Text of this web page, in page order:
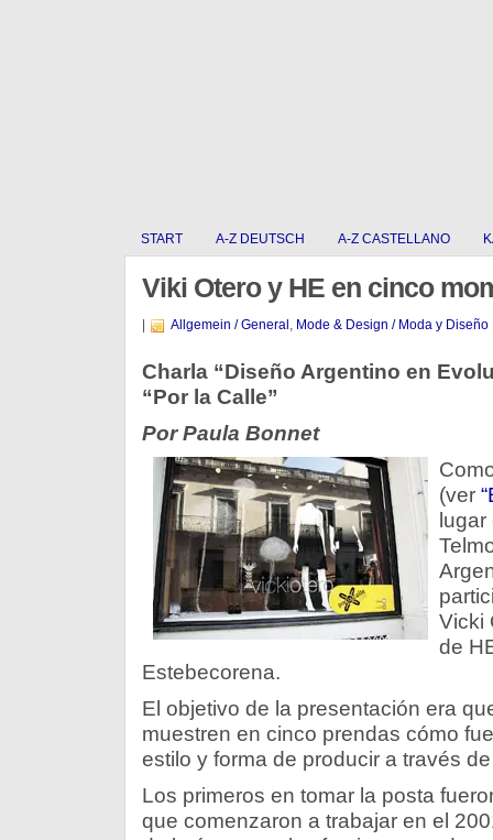
START A-Z DEUTSCH A-Z CASTELLANO
Viki Otero y HE en cinco
Allgemein / General , Mode & Design / Moda y Diseño
Charla “Diseño Argentino en
“Por la Calle”
Por Paula Bonnet
(ver
Vicki
de
Estebecorena.
El objetivo de la presentación era
muestren en cinco prendas cómo
estilo y forma de producir a través
Los primeros en tomar la posta
que comenzaron a trabajar en el